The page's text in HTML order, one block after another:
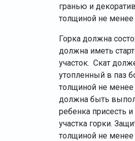
гранью и
толщиной не
Горка должна
должна иметь
участок. Скат
утопленный в паз
толщиной не
должна быть
ребенка присесть
участка горки.
толщиной не